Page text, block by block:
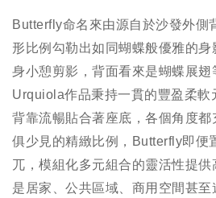
Butterfly命名來由源自於沙發外側
形比例勾勒出如同蝴蝶般優雅的身
身小憩剪影，背面看來是蝴蝶展
Urquiola作品秉持一貫的豐盈柔軟
背靠流暢貼合著座底，各個角度
俱少見的精緻比例，Butterfly即便
兀，模組化多元組合的靈活性提
是居家、公共區域、商用空間甚